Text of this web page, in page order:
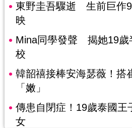
東野圭吾驟逝 生前巨作
映
Mina同學發聲 揭她19歲
校
韓韶禧接棒安海瑟薇！搭
「嫩」
傳患自閉症！19歲泰國王
女